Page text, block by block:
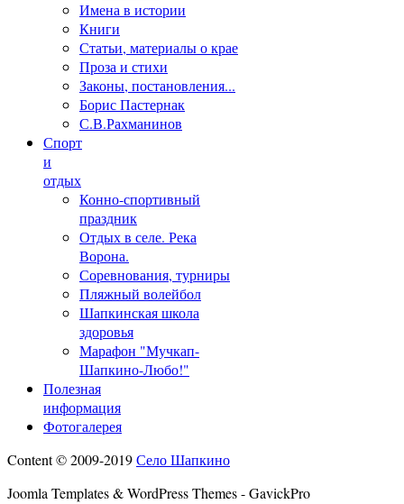
Имена в истории
Книги
Статьи, материалы о крае
Проза и стихи
Законы, постановления...
Борис Пастернак
С.В.Рахманинов
Спорт
и
отдых
Конно-спортивный
праздник
Отдых в селе. Река
Ворона.
Соревнования, турниры
Пляжный волейбол
Шапкинская школа
здоровья
Марафон "Мучкап-
Шапкино-Любо!"
Полезная
информация
Фотогалерея
Content © 2009-2019Село Шапкино
Joomla Templates & WordPress Themes - GavickPro